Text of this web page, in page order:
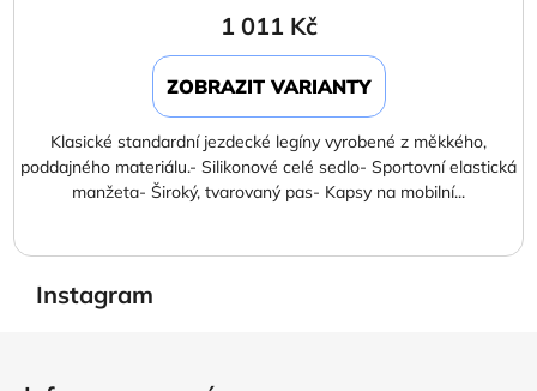
1 011 Kč
ZOBRAZIT VARIANTY
Klasické standardní jezdecké legíny vyrobené z měkkého,
poddajného materiálu.- Silikonové celé sedlo- Sportovní elastická
manžeta- Široký, tvarovaný pas- Kapsy na mobilní...
Instagram